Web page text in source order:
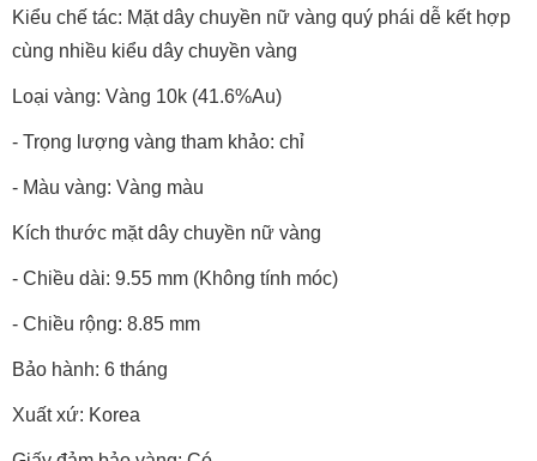
Kiểu chế tác: Mặt dây chuyền nữ vàng quý phái dễ kết hợp
cùng nhiều kiểu dây chuyền vàng
Loại vàng: Vàng 10k (41.6%Au)
- Trọng lượng vàng tham khảo: chỉ
- Màu vàng: Vàng màu
Kích thước mặt dây chuyền nữ vàng
- Chiều dài: 9.55 mm (Không tính móc)
- Chiều rộng: 8.85 mm
Bảo hành: 6 tháng
Xuất xứ: Korea